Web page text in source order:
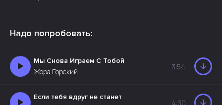
Надо попробовать:
Мы Снова Играем С Тобой
Жора Горский
3:54
Если тебя вдруг не станет
4:30